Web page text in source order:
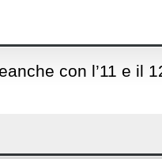
con l’11 e il